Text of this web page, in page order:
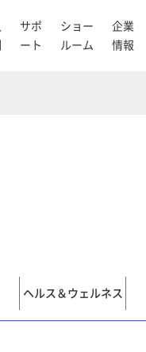
サポ
ート
ショー
ルーム
企業
情報
ヘルス＆ウェルネス